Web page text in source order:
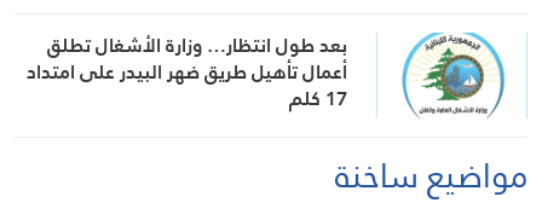
بعد طول انتظار… وزارة الأشغال تطلق
أعمال تأهيل طريق ضهر البيدر على امتداد
17 كلم
مواضيع ساخنة